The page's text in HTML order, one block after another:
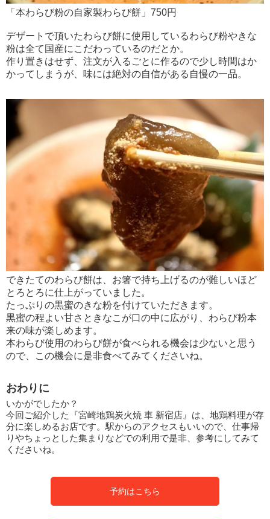
「本わらび粉の自家製わらび餅」750円
デザートで頂いたわらび餅に使用しているわらび粉やきな
粉は全て国産にこだわっているのだとか。
作り置きはせず、注文が入るごとに作るので少し時間はか
かってしまうが、味には絶対の自信がある自慢の一品。
できたてのわらび餅は、お箸で持ち上げるのが難しいほど
とろとろに仕上がっていました。
たっぷりの黒蜜のきな粉を付けていただきます。
黒蜜の程よい甘さときなこが口の中に広がり、わらび粉本
来の味が楽しめます。
本わらび使用のわらび餅が食べられる機会は少ないと思う
ので、この機会に是非食べてみてくださいね。
おわりに
いかがでしたか？
今回ご紹介した『宮崎地鶏炭火焼 車 新宿店』は、地鶏料理が存
分に楽しめるお店です。駅からのアクセスもいいので、仕事帰
りやちょっとした集まりなどでの利用で是非、参考にしてみて
くださいね。
予約はこちら